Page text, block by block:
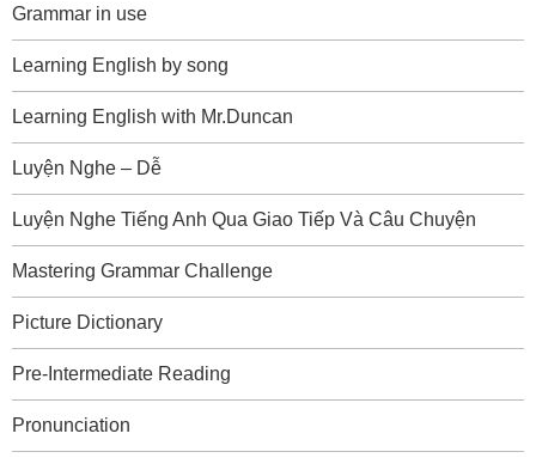
Grammar in use
Learning English by song
Learning English with Mr.Duncan
Luyện Nghe – Dễ
Luyện Nghe Tiếng Anh Qua Giao Tiếp Và Câu Chuyện
Mastering Grammar Challenge
Picture Dictionary
Pre-Intermediate Reading
Pronunciation